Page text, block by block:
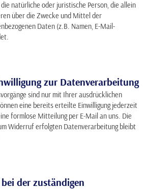
natürliche oder juristische Person, die allein
über die Zwecke und Mittel der
Daten (z.B. Namen, E-Mail-
zur Datenverarbeitung
sind nur mit Ihrer ausdrücklichen
eine bereits erteilte Einwilligung jederzeit
formlose Mitteilung per E-Mail an uns. Die
Widerruf erfolgten Datenverarbeitung bleibt
der zuständigen